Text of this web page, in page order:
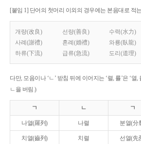
[붙임 1] 단어의 첫머리 이외의 경우에는 본음대로 적
개량(改良) 선량(善良) 수력(水力)
사례(謝禮)
혼례(婚禮) 와룡(臥龍)
하류(下流)
급류(急流) 도리(道理)
다만, 모음이나 ‘ㄴ’ 받침 뒤에 이어지는 ‘렬, 률’은 ‘열
ㄴ을 버림.)
ㄱ ㄴ ㄱ
나열(羅列) 나렬 분열(分
치열(齒列) 치렬 선열(先